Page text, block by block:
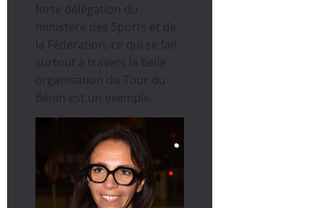
forte délégation du
ministère des Sports et de
la Fédération, ce qui se fait
surtout à travers la belle
organisation du Tour du
Bénin est un exemple.